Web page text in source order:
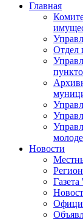
Главная
Отдел
Новости